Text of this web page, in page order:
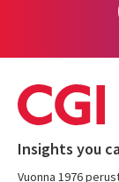
Insights you
Vuonna 1976